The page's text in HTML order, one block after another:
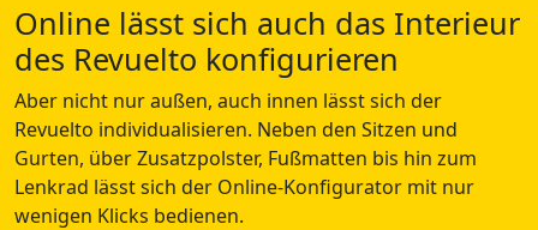
Online lässt sich auch das Interieur
des Revuelto konfigurieren
Aber nicht nur außen, auch innen lässt sich der
Revuelto individualisieren. Neben den Sitzen und
Gurten, über Zusatzpolster, Fußmatten bis hin zum
Lenkrad lässt sich der Online-Konfigurator mit nur
wenigen Klicks bedienen.